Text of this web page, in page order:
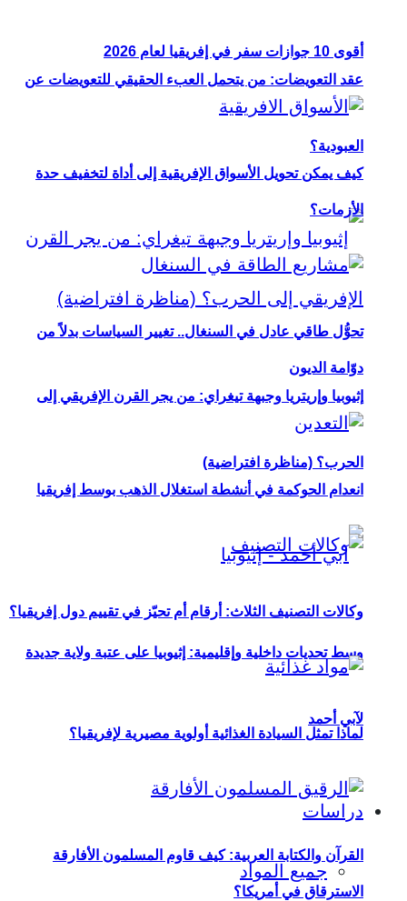
عقد التعويضات: من يتحمل العبء الحقيقي للتعويضات عن
العبودية؟
إثيوبيا وإريتريا وجبهة تيغراي: من يجر القرن الإفريقي إلى
الحرب؟ (مناظرة افتراضية)
وسط تحديات داخلية وإقليمية: إثيوبيا على عتبة ولاية جديدة
لآبي أحمد
دراسات
جميع المواد
أقوى 10 جوازات سفر في إفريقيا لعام 2026
كيف يمكن تحويل الأسواق الإفريقية إلى أداة لتخفيف حدة
الأزمات؟
تحوُّل طاقي عادل في السنغال.. تغيير السياسات بدلاً من
دوّامة الديون
انعدام الحوكمة في أنشطة استغلال الذهب بوسط إفريقيا
وكالات التصنيف الثلاث: أرقام أم تحيّز في تقييم دول إفريقيا؟
لماذا تمثل السيادة الغذائية أولوية مصيرية لإفريقيا؟
القرآن والكتابة العربية: كيف قاوم المسلمون الأفارقة
الاسترقاق في أمريكا؟